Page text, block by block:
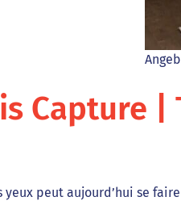
Capture
peut aujourd’hui se